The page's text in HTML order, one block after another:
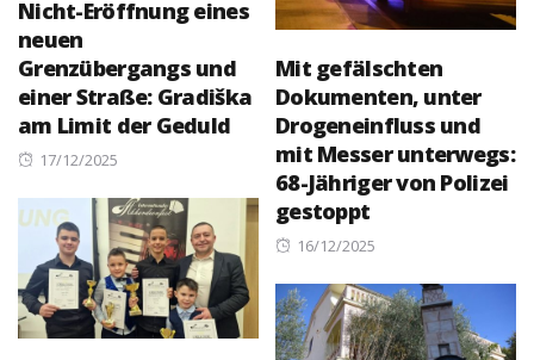
Nicht-Eröffnung eines
neuen
Grenzübergangs und
einer Straße: Gradiška
am Limit der Geduld
Posted
17/12/2025
Mit gefälschten
Dokumenten, unter
Drogeneinfluss und
mit Messer unterwegs:
68-Jähriger von Polizei
gestoppt
Posted
16/12/2025